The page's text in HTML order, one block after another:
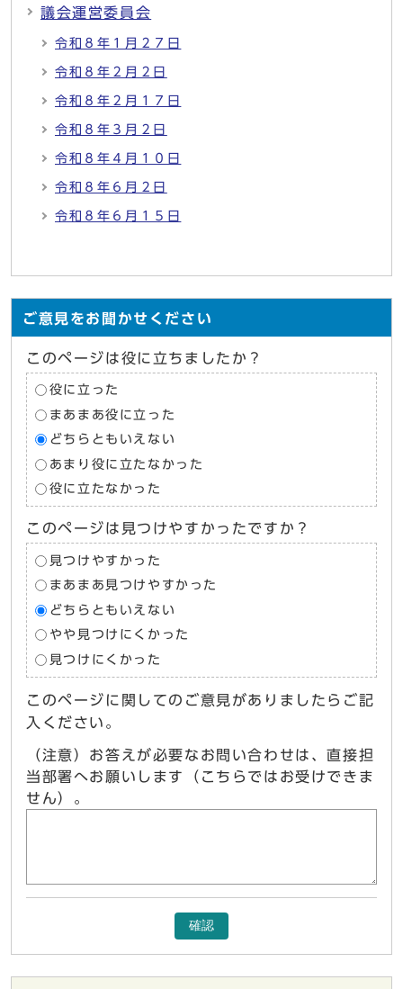
議会運営委員会
令和８年１月２７日
令和８年２月２日
令和８年２月１７日
令和８年３月２日
令和８年４月１０日
令和８年６月２日
令和８年６月１５日
ご意見をお聞かせください
このページは役に立ちましたか？
役に立った
まあまあ役に立った
どちらともいえない
あまり役に立たなかった
役に立たなかった
このページは見つけやすかったですか？
見つけやすかった
まあまあ見つけやすかった
どちらともいえない
やや見つけにくかった
見つけにくかった
このページに関してのご意見がありましたらご記
入ください。
（注意）お答えが必要なお問い合わせは、直接担
当部署へお願いします（こちらではお受けできま
せん）。
確認